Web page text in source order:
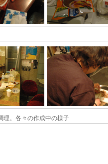
理。各々の作成中の様子